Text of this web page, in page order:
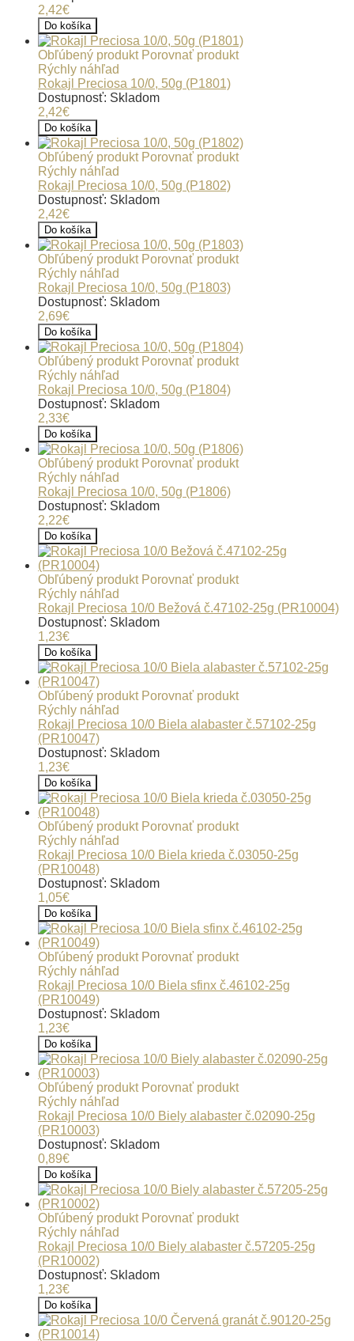
2,42€
Do košíka
Obľúbený produkt Porovnať produkt
Rýchly náhľad
Rokajl Preciosa 10/0, 50g (P1801)
Dostupnosť: Skladom
2,42€
Do košíka
Obľúbený produkt Porovnať produkt
Rýchly náhľad
Rokajl Preciosa 10/0, 50g (P1802)
Dostupnosť: Skladom
2,42€
Do košíka
Obľúbený produkt Porovnať produkt
Rýchly náhľad
Rokajl Preciosa 10/0, 50g (P1803)
Dostupnosť: Skladom
2,69€
Do košíka
Obľúbený produkt Porovnať produkt
Rýchly náhľad
Rokajl Preciosa 10/0, 50g (P1804)
Dostupnosť: Skladom
2,33€
Do košíka
Obľúbený produkt Porovnať produkt
Rýchly náhľad
Rokajl Preciosa 10/0, 50g (P1806)
Dostupnosť: Skladom
2,22€
Do košíka
Obľúbený produkt Porovnať produkt
Rýchly náhľad
Rokajl Preciosa 10/0 Bežová č.47102-25g (PR10004)
Dostupnosť: Skladom
1,23€
Do košíka
Obľúbený produkt Porovnať produkt
Rýchly náhľad
Rokajl Preciosa 10/0 Biela alabaster č.57102-25g
(PR10047)
Dostupnosť: Skladom
1,23€
Do košíka
Obľúbený produkt Porovnať produkt
Rýchly náhľad
Rokajl Preciosa 10/0 Biela krieda č.03050-25g
(PR10048)
Dostupnosť: Skladom
1,05€
Do košíka
Obľúbený produkt Porovnať produkt
Rýchly náhľad
Rokajl Preciosa 10/0 Biela sfinx č.46102-25g
(PR10049)
Dostupnosť: Skladom
1,23€
Do košíka
Obľúbený produkt Porovnať produkt
Rýchly náhľad
Rokajl Preciosa 10/0 Biely alabaster č.02090-25g
(PR10003)
Dostupnosť: Skladom
0,89€
Do košíka
Obľúbený produkt Porovnať produkt
Rýchly náhľad
Rokajl Preciosa 10/0 Biely alabaster č.57205-25g
(PR10002)
Dostupnosť: Skladom
1,23€
Do košíka